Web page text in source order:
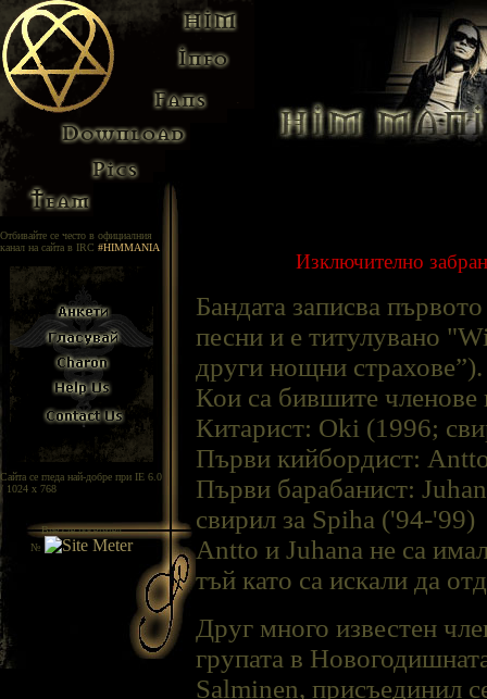
Отбивайте се често в официалния
канал на сайта в IRC #HIMMANIA
Сайта се гледа най-добре при IE 6.0
/ 1024 x 768
Вие сте посетител
№
Изключително
Бандата записва
песни и е титулувано
други нощни страхове”).
Кои са бившите
Китарист: Oki (1996;
Първи кийбордист:
Първи барабанист:
свирил за Spiha ('94-'99)
Antto и Juhana не са
тъй като са искали да
Друг много известен
групата в
Salminen, присъединил